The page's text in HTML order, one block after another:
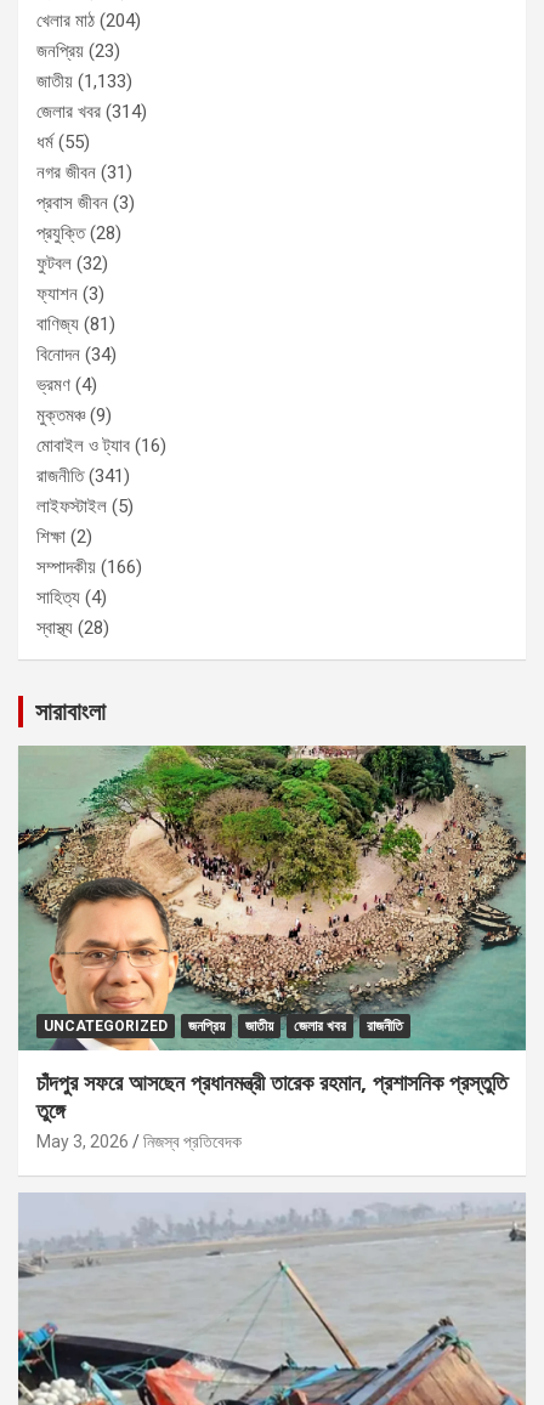
খেলার মাঠ (204)
জনপ্রিয় (23)
জাতীয় (1,133)
জেলার খবর (314)
ধর্ম(55)
নগর জীবন (31)
প্রবাস জীবন (3)
প্রযুক্তি(28)
ফুটবল (32)
ফ্যাশন (3)
বাণিজ্য (81)
বিনোদন (34)
ভ্রমণ (4)
মুক্তমঞ্চ(9)
মোবাইল ও ট্যাব (16)
রাজনীতি(341)
লাইফস্টাইল (5)
শিক্ষা (2)
সম্পাদকীয় (166)
সাহিত্য (4)
স্বাস্থ্য (28)
সারাবাংলা
UNCATEGORIZED জনপ্রিয় জাতীয় জেলার খবর রাজনীতি
চাঁদপুর সফরে আসছেন প্রধানমন্ত্রী তারেক রহমান, প্রশাসনিক প্রস্তুতি
তুঙ্গে
May 3, 2026 নিজস্ব প্রতিবেদক